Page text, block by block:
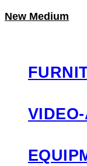
New Medium